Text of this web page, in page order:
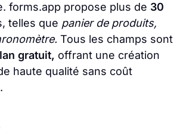
forms.app propose plus de 30
telles que panier de produits,
Tous les champs sont
gratuit, offrant une création
haute qualité sans coût